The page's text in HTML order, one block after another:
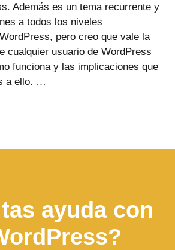
Además es un tema recurrente y
a todos los niveles
pero creo que vale la
cualquier usuario de WordPress
funciona y las implicaciones que
a ello. …
ayuda con